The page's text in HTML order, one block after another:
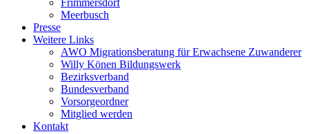
Frimmersdorf
Meerbusch
Presse
Weitere Links
AWO Migrationsberatung für Erwachsene Zuwanderer
Willy Könen Bildungswerk
Bezirksverband
Bundesverband
Vorsorgeordner
Mitglied werden
Kontakt